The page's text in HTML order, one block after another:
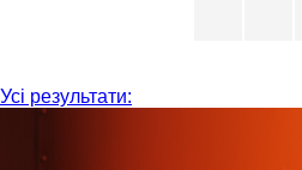
Усі результати: